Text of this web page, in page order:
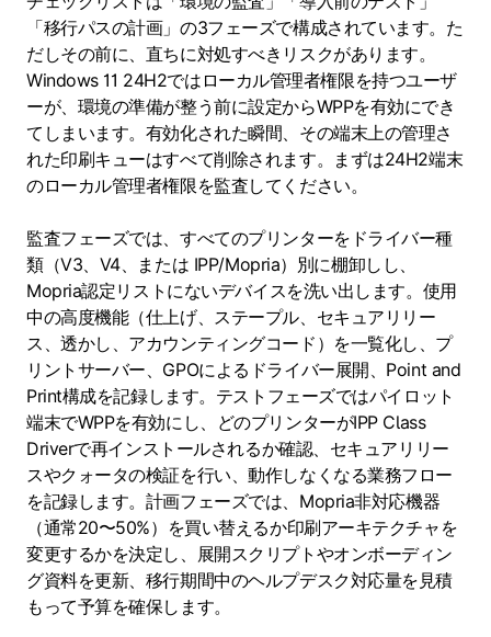
「移行パスの計画」の3フェーズで構成されています。た
だしその前に、直ちに対処すべきリスクがあります。
Windows 11 24H2ではローカル管理者権限を持つユーザ
ーが、環境の準備が整う前に設定からWPPを有効にでき
てしまいます。有効化された瞬間、その端末上の管理さ
れた印刷キューはすべて削除されます。まずは24H2端末
のローカル管理者権限を監査してください。
監査フェーズでは、すべてのプリンターをドライバー種
類（V3、V4、または IPP/Mopria）別に棚卸しし、
Mopria認定リストにないデバイスを洗い出します。使用
中の高度機能（仕上げ、ステープル、セキュアリリー
ス、透かし、アカウンティングコード）を一覧化し、プ
リントサーバー、GPOによるドライバー展開、Point and
Print構成を記録します。テストフェーズではパイロット
端末でWPPを有効にし、どのプリンターがIPP Class
Driverで再インストールされるか確認、セキュアリリー
スやクォータの検証を行い、動作しなくなる業務フロー
を記録します。計画フェーズでは、Mopria非対応機器
（通常20〜50%）を買い替えるか印刷アーキテクチャを
変更するかを決定し、展開スクリプトやオンボーディン
グ資料を更新、移行期間中のヘルプデスク対応量を見積
もって予算を確保します。